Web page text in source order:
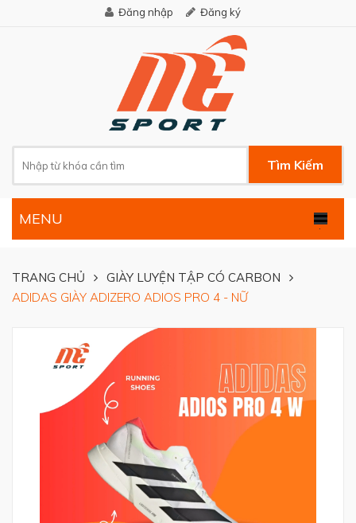
Đăng nhập Đăng ký
Tìm Kiếm
.
MENU
TRANG CHỦ
GIÀY LUYỆN TẬP CÓ CARBON
ADIDAS GIÀY ADIZERO ADIOS PRO 4 - NỮ